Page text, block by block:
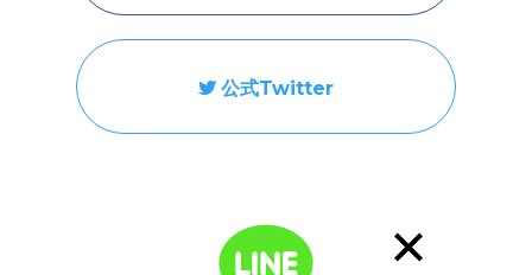
【TAJIMA TURNS MAP 新記事を公開しました】
2025.11.10
【2025.11.22(土)23(日)＠東京】「JOIN移住・交流＆地域お
こしフェア2025」に出展します！
公式Twitter